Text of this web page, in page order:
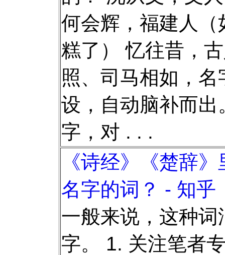
何会辉，福建人
糕了） 忆往昔，
照、司马相如，
设，自动脑补而
字，对 . . .
《诗经》《楚辞
名字的词？ - 知乎
一般来说，这种
字。 1. 关注笔者